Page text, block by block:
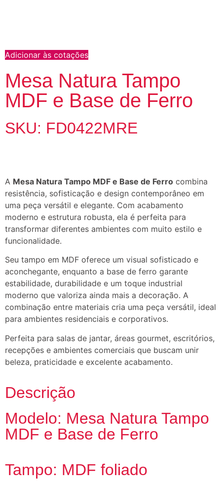
Adicionar às cotações
Mesa Natura Tampo
MDF e Base de Ferro
SKU: FD0422MRE
A Mesa Natura Tampo MDF e Base de Ferro combina
resistência, sofisticação e design contemporâneo em
uma peça versátil e elegante. Com acabamento
moderno e estrutura robusta, ela é perfeita para
transformar diferentes ambientes com muito estilo e
funcionalidade.
Seu tampo em MDF oferece um visual sofisticado e
aconchegante, enquanto a base de ferro garante
estabilidade, durabilidade e um toque industrial
moderno que valoriza ainda mais a decoração. A
combinação entre materiais cria uma peça versátil, ideal
para ambientes residenciais e corporativos.
Perfeita para salas de jantar, áreas gourmet, escritórios,
recepções e ambientes comerciais que buscam unir
beleza, praticidade e excelente acabamento.
Descrição
Modelo: Mesa Natura Tampo
MDF e Base de Ferro
Tampo: MDF foliado